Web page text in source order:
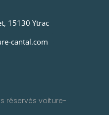
15130 Ytrac
cantal.com
réservés voiture-